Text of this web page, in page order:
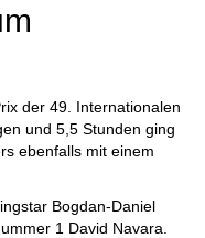
der 49. Internationalen
und 5,5 Stunden ging
ebenfalls mit einem
Bogdan-Daniel
1 David Navara.